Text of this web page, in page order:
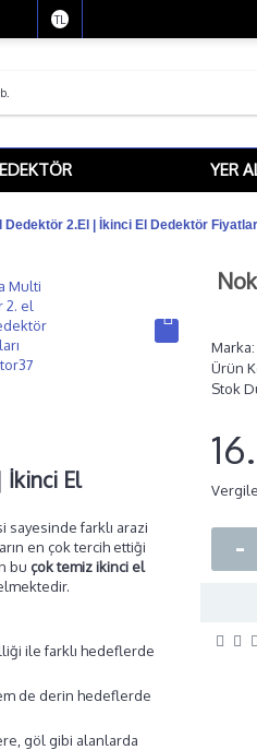
TL
YER
2.El | İkinci El Dedektör
El
sayesinde farklı arazi
en çok tercih ettiği
bu çok temiz ikinci el
ile farklı hedeflerde
de derin hedeflerde
göl gibi alanlarda
Marka:
Ürün
Stok
-